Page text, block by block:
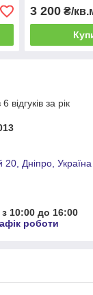
3 200₴/
відгуків за рік
Дніпро, Україна
10:00 до 16:00
роботи